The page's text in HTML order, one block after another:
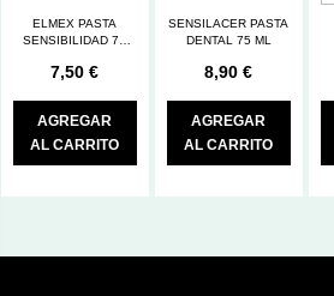
ELMEX PASTA
SENSIBILIDAD 75
7,50 €
AGREGAR
AL CARRITO
SENSILACER PASTA
DENTAL 75 ML
8,90 €
AGREGAR
AL CARRITO